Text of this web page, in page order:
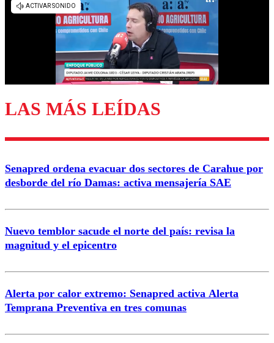
diálogo respetuoso.
Enviar comentario
LAS MÁS LEÍDAS
Senapred ordena evacuar dos sectores de Carahue por
desborde del río Damas: activa mensajería SAE
Nuevo temblor sacude el norte del país: revisa la
magnitud y el epicentro
Alerta por calor extremo: Senapred activa Alerta
Temprana Preventiva en tres comunas